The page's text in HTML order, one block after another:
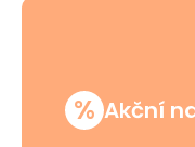
% Akční